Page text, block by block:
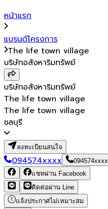
หน้าแรก
แบรนด์โครงการ
The life town village
บริษัทอสังหาริมทรัพย์
บริษัทอสังหาริมทรัพย์
The life town village
The life town village
ชลบุรี
ลงทะเบียนสนใจ
094574xxxx
094574xxxx
แชทผ่าน Facebook
ติดต่อผ่าน Line
แจ้งประกาศไม่เหมาะสม